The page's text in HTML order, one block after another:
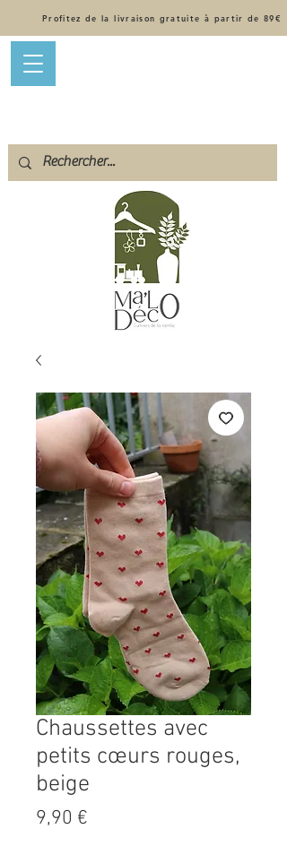
Profitez de la livraison gratuite à partir de 89€
Chaussettes avec
petits cœurs rouges,
beige
9,90 €